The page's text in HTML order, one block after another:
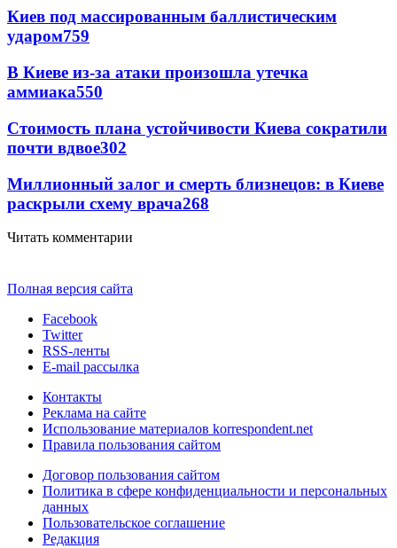
Киев под массированным баллистическим
ударом759
В Киеве из-за атаки произошла утечка
аммиака550
Стоимость плана устойчивости Киева сократили
почти вдвое302
Миллионный залог и смерть близнецов: в Киеве
раскрыли схему врача268
Читать комментарии
Полная версия сайта
Facebook
Twitter
RSS-ленты
E-mail рассылка
Контакты
Реклама на сайте
Использование материалов korrespondent.net
Правила пользования сайтом
Договор пользования сайтом
Политика в сфере конфиденциальности и персональных
данных
Пользовательское соглашение
Редакция